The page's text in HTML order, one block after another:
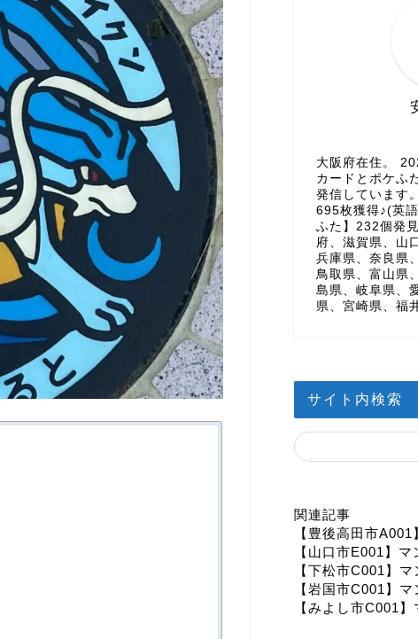
大阪府在住。
カードとポケふ
発信しています
695枚獲得♪(英
ふた】232個発
府、滋賀県、山
兵庫県、奈良県
鳥取県、富山県
島県、岐阜県、
県、宮崎県、福
サイト内検索
関連記事
【豊後高田市
【山口市E001】
【下松市C001】
【岩国市C001】
【みよし市C001